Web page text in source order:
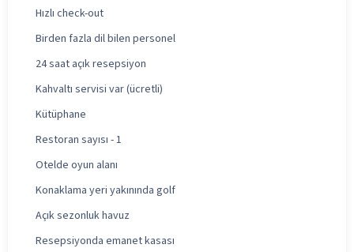
Hızlı check-out
Birden fazla dil bilen personel
24 saat açık resepsiyon
Kahvaltı servisi var (ücretli)
Kütüphane
Restoran sayısı - 1
Otelde oyun alanı
Konaklama yeri yakınında golf
Açık sezonluk havuz
Resepsiyonda emanet kasası